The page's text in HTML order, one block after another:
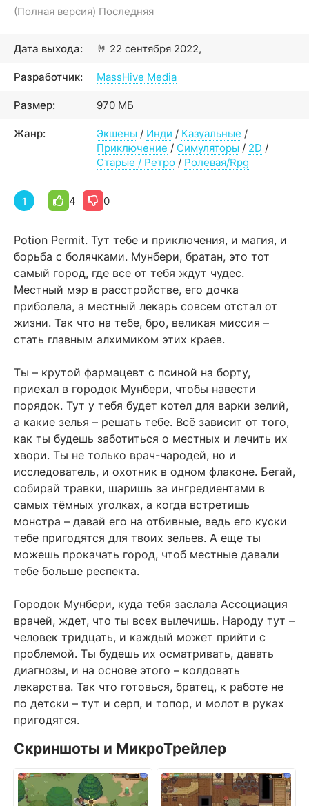
(Полная версия) Последняя
🤘
Дата выхода: 22 сентября 2022,
Разработчик: MassHive Media
Размер: 970 МБ
Жанр: Экшены / Инди / Казуальные /
Приключение / Симуляторы / 2D /
Старые / Ретро / Ролевая/Rpg
1 4 0
Potion Permit. Тут тебе и приключения, и магия, и
борьба с болячками. Мунбери, братан, это тот
самый город, где все от тебя ждут чудес.
Местный мэр в расстройстве, его дочка
приболела, а местный лекарь совсем отстал от
жизни. Так что на тебе, бро, великая миссия –
стать главным алхимиком этих краев.
Ты – крутой фармацевт с псиной на борту,
приехал в городок Мунбери, чтобы навести
порядок. Тут у тебя будет котел для варки зелий,
а какие зелья – решать тебе. Всё зависит от того,
как ты будешь заботиться о местных и лечить их
хвори. Ты не только врач-чародей, но и
исследователь, и охотник в одном флаконе. Бегай,
собирай травки, шаришь за ингредиентами в
самых тёмных уголках, а когда встретишь
монстра – давай его на отбивные, ведь его куски
тебе пригодятся для твоих зельев. А еще ты
можешь прокачать город, чтоб местные давали
тебе больше респекта.
Городок Мунбери, куда тебя заслала Ассоциация
врачей, ждет, что ты всех вылечишь. Народу тут –
человек тридцать, и каждый может прийти с
проблемой. Ты будешь их осматривать, давать
диагнозы, и на основе этого – колдовать
лекарства. Так что готовься, братец, к работе не
по детски – тут и серп, и топор, и молот в руках
пригодятся.
Скриншоты и МикроТрейлер